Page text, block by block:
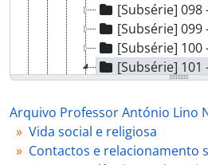
[Subsérie] 098 - Deus,
[Subsérie] 099 -
[Subsérie] 100 - Dias,
[Subsérie] 101 -
[Documento simples] 01 - Carta
[Subsérie] 102 -
[Subsérie] 103 - Duarte,
[Subsérie] 104 - Eiras,
Arquivo Professor António Lino
Vida social e religiosa
Contactos e relacionamento